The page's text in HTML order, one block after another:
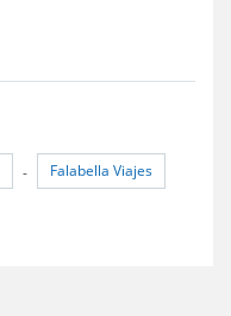
- Falabella Viajes